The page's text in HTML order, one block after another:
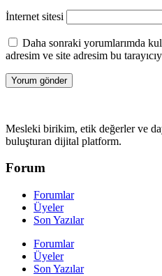
İnternet sitesi
Daha sonraki yorumlarımda
adresim ve site adresim bu
Mesleki birikim, etik değerler ve
buluşturan dijital platform.
Forum
Forumlar
Üyeler
Son Yazılar
Forumlar
Üyeler
Son Yazılar